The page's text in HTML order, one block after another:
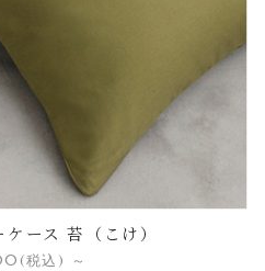
ース 苔（こけ）
(税込) ～